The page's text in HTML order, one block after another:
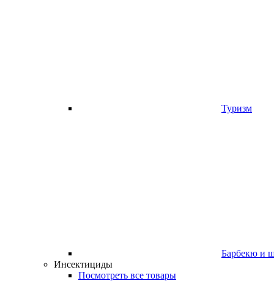
Туризм
Барбекю и
Инсектициды
Посмотреть все товары